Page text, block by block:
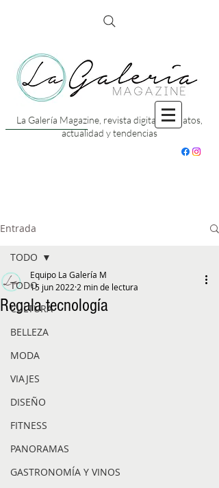
La Galería Magazine, revista digital con datos,
actualidad y tendencias
Entrada
TODO
CULTURA
BELLEZA
MODA
VIAJES
DISEÑO
FITNESS
PANORAMAS
GASTRONOMÍA Y VINOS
TODO
Regala tecnología
Equipo La Galería M
15 jun 2022 2 min de lectura